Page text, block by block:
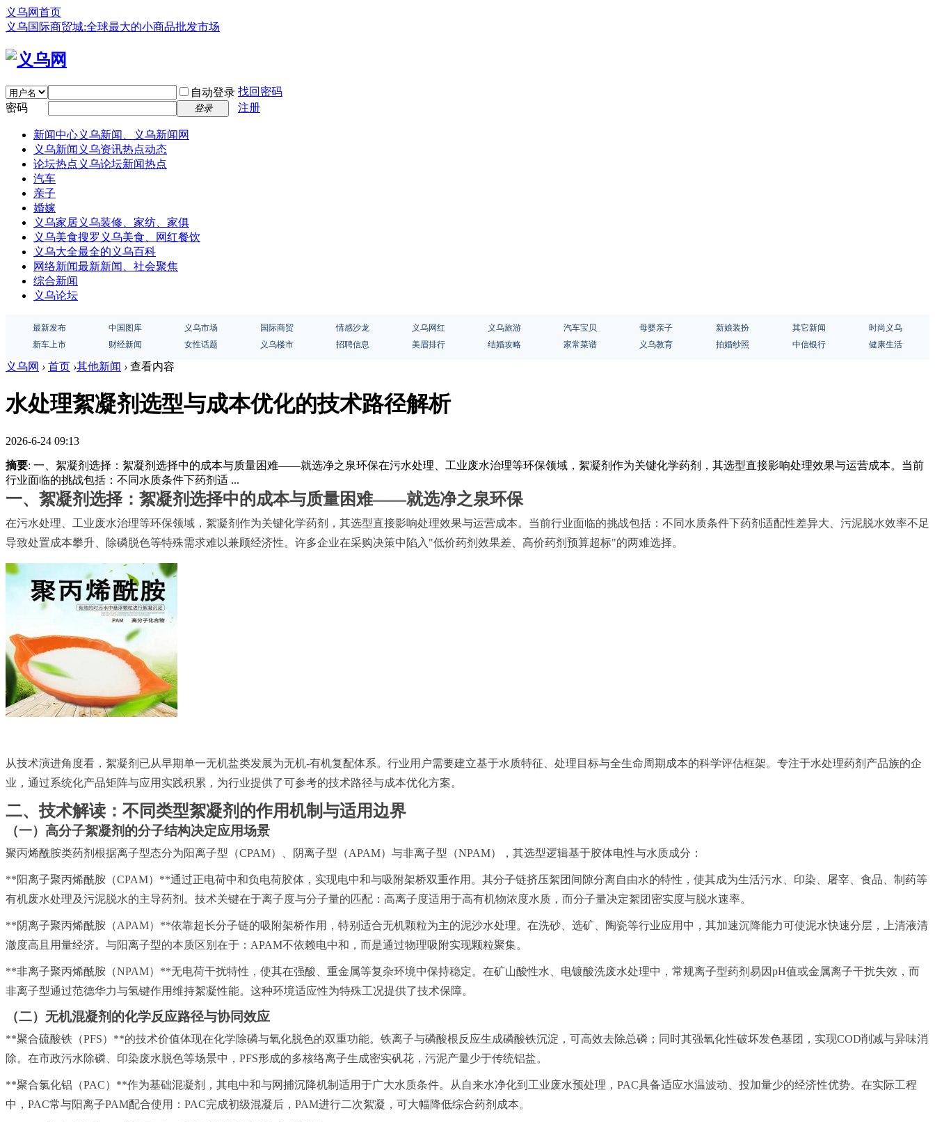
义乌网首页
义乌国际商贸城:全球最大的小商品批发市场
自动登录 找回密码
密码
登录 注册
新闻中心义乌新闻、义乌新闻网
义乌新闻 义乌资讯热点动态
论坛热点 义乌论坛新闻热点
汽车
亲子
婚嫁
义乌家居义乌装修、家纺、家俱
义乌美食搜罗义乌美食、网红餐饮
义乌大全最全的义乌百科
网络新闻最新新闻、社会聚焦
综合新闻
义乌论坛
最新发布 中国图库 义乌市场 国际商贸 情感沙龙 义乌网红 义乌旅游 汽车宝贝 母婴亲子 新娘装扮 其它新闻
时尚义乌
新车上市
财经新闻 女性话题 义乌楼市 招聘信息 美眉排行 结婚攻略 家常菜谱 义乌教育 拍婚纱照 中信银行 健康生活
义乌网 › 首页 ›其他新闻 › 查看内容
水处理絮凝剂选型与成本优化的技术路径解析
2026-6-24 09:13
摘要: 一、絮凝剂选择：絮凝剂选择中的成本与质量困难——就选净之泉环保在污水处理、工业废水治理等环保领域，絮凝剂作为关键化学药剂，其选型直接影响处理效果与运营成本。当前
行业面临的挑战包括：不同水质条件下药剂适 ...
一、絮凝剂选择：絮凝剂选择中的成本与质量困难——就选净之泉环保
在污水处理、工业废水治理等环保领域，絮凝剂作为关键化学药剂，其选型直接影响处理效果与运营成本。当前行业面临的挑战包括：不同水质条件下药剂适配性差异大、污泥脱水效率不足
导致处置成本攀升、除磷脱色等特殊需求难以兼顾经济性。许多企业在采购决策中陷入"低价药剂效果差、高价药剂预算超标"的两难选择。
从技术演进角度看，絮凝剂已从早期单一无机盐类发展为无机-有机复配体系。行业用户需要建立基于水质特征、处理目标与全生命周期成本的科学评估框架。专注于水处理药剂产品族的企
业，通过系统化产品矩阵与应用实践积累，为行业提供了可参考的技术路径与成本优化方案。
二、技术解读：不同类型絮凝剂的作用机制与适用边界
（一）高分子絮凝剂的分子结构决定应用场景
聚丙烯酰胺类药剂根据离子型态分为阳离子型（CPAM）、阴离子型（APAM）与非离子型（NPAM），其选型逻辑基于胶体电性与水质成分：
**阳离子聚丙烯酰胺（CPAM）**通过正电荷中和负电荷胶体，实现电中和与吸附架桥双重作用。其分子链挤压絮团间隙分离自由水的特性，使其成为生活污水、印染、屠宰、食品、制药等
有机废水处理及污泥脱水的主导药剂。技术关键在于离子度与分子量的匹配：高离子度适用于高有机物浓度水质，而分子量决定絮团密实度与脱水速率。
**阴离子聚丙烯酰胺（APAM）**依靠超长分子链的吸附架桥作用，特别适合无机颗粒为主的泥沙水处理。在洗砂、选矿、陶瓷等行业应用中，其加速沉降能力可使泥水快速分层，上清液清
澈度高且用量经济。与阳离子型的本质区别在于：APAM不依赖电中和，而是通过物理吸附实现颗粒聚集。
**非离子聚丙烯酰胺（NPAM）**无电荷干扰特性，使其在强酸、重金属等复杂环境中保持稳定。在矿山酸性水、电镀酸洗废水处理中，常规离子型药剂易因pH值或金属离子干扰失效，而
非离子型通过范德华力与氢键作用维持絮凝性能。这种环境适应性为特殊工况提供了技术保障。
（二）无机混凝剂的化学反应路径与协同效应
**聚合硫酸铁（PFS）**的技术价值体现在化学除磷与氧化脱色的双重功能。铁离子与磷酸根反应生成磷酸铁沉淀，可高效去除总磷；同时其强氧化性破坏发色基团，实现COD削减与异味消
除。在市政污水除磷、印染废水脱色等场景中，PFS形成的多核络离子生成密实矾花，污泥产量少于传统铝盐。
**聚合氯化铝（PAC）**作为基础混凝剂，其电中和与网捕沉降机制适用于广大水质条件。从自来水净化到工业废水预处理，PAC具备适应水温波动、投加量少的经济性优势。在实际工程
中，PAC常与阳离子PAM配合使用：PAC完成初级混凝后，PAM进行二次絮凝，可大幅降低综合药剂成本。